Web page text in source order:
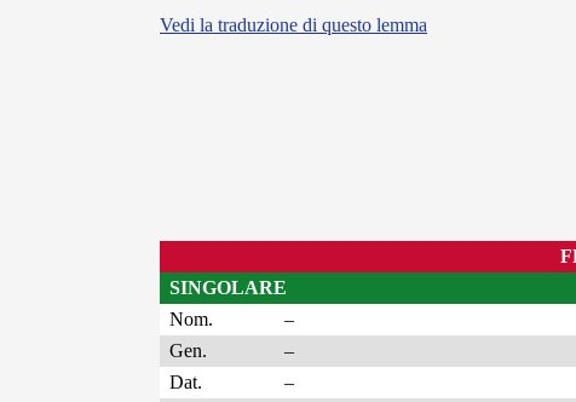
Vedi la traduzione di questo lemma
SINGOLARE
Nom.
–
Gen.
–
Dat.
–